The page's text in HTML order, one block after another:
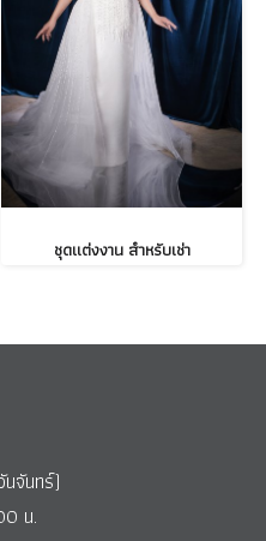
ชุดแต่งงาน สำหรับเช่า
จันทร์)
น.